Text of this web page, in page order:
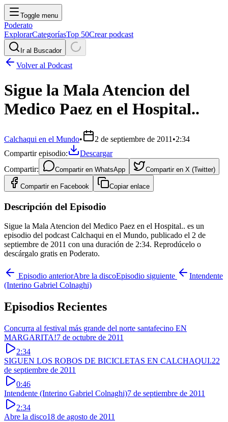
Toggle menu
Poderato
ExplorarCategoríasTop 50Crear podcast
Ir al Buscador
Volver al Podcast
Sigue la Mala Atencion del
Medico Paez en el Hospital..
Calchaqui en el Mundo• 2 de septiembre de 2011 •2:34
Compartir episodio:
Descargar
Compartir:
Compartir en WhatsApp Compartir en X (Twitter)
Compartir en Facebook Copiar enlace
Descripción del Episodio
Sigue la Mala Atencion del Medico Paez en el Hospital.. es un
episodio del podcast Calchaqui en el Mundo, publicado el 2 de
septiembre de 2011 con una duración de 2:34. Reprodúcelo o
descárgalo gratis en Poderato.
Episodio anteriorAbre la discoEpisodio siguiente
Intendente
(Interino Gabriel Colnaghi)
Episodios Recientes
Concurra al festival más grande del norte santafecino EN
MARGARITA!7 de octubre de 2011
2:34
SIGUEN LOS ROBOS DE BICICLETAS EN CALCHAQUI.22
de septiembre de 2011
0:46
Intendente (Interino Gabriel Colnaghi)7 de septiembre de 2011
2:34
Abre la disco18 de agosto de 2011